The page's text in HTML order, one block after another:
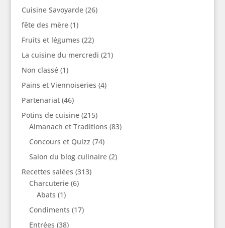
Cuisine Savoyarde(26)
fête des mère(1)
Fruits et légumes (22)
La cuisine du mercredi (21)
Non classé(1)
Pains et Viennoiseries (4)
Partenariat(46)
Potins de cuisine(215)
Almanach et Traditions (83)
Concours et Quizz (74)
Salon du blog culinaire(2)
Recettes salées (313)
Charcuterie(6)
Abats (1)
Condiments (17)
Entrées (38)